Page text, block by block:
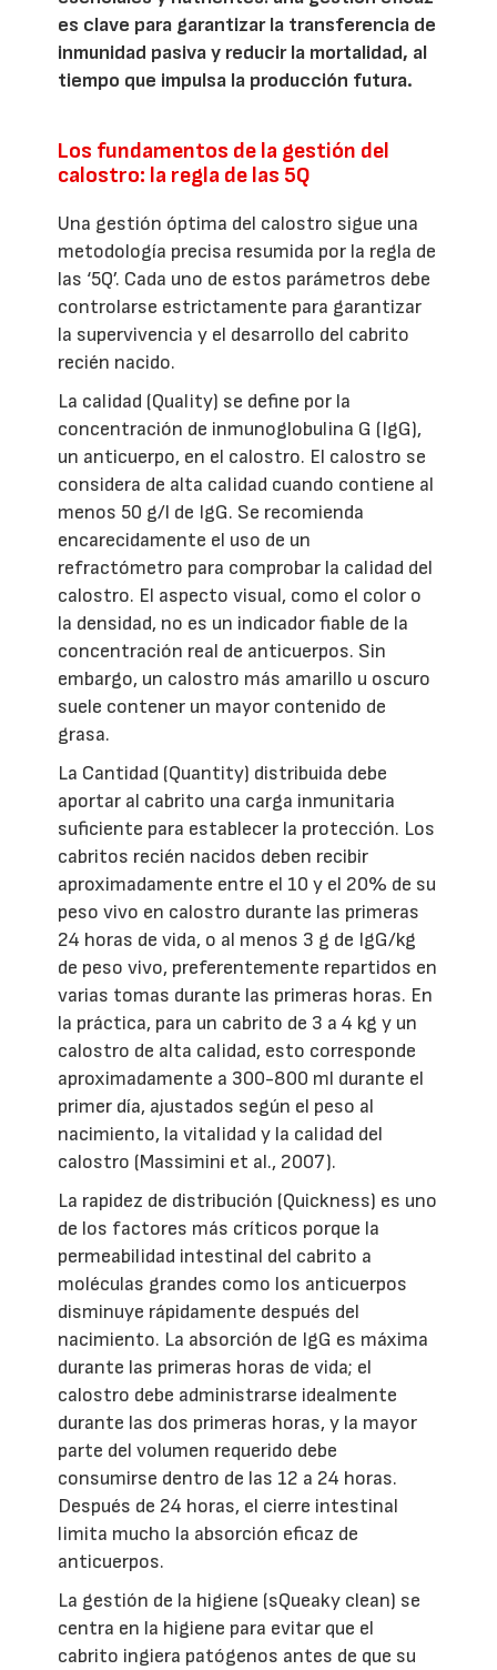
es clave para garantizar la transferencia de
inmunidad pasiva y reducir la mortalidad, al
tiempo que impulsa la producción futura.
Los fundamentos de la gestión del
calostro: la regla de las 5Q
Una gestión óptima del calostro sigue una
metodología precisa resumida por la regla de
las ‘5Q’. Cada uno de estos parámetros debe
controlarse estrictamente para garantizar
la supervivencia y el desarrollo del cabrito
recién nacido.
La calidad (Quality) se define por la
concentración de inmunoglobulina G (IgG),
un anticuerpo, en el calostro. El calostro se
considera de alta calidad cuando contiene al
menos 50 g/l de IgG. Se recomienda
encarecidamente el uso de un
refractómetro para comprobar la calidad del
calostro. El aspecto visual, como el color o
la densidad, no es un indicador fiable de la
concentración real de anticuerpos. Sin
embargo, un calostro más amarillo u oscuro
suele contener un mayor contenido de
grasa.
La Cantidad (Quantity) distribuida debe
aportar al cabrito una carga inmunitaria
suficiente para establecer la protección. Los
cabritos recién nacidos deben recibir
aproximadamente entre el 10 y el 20% de su
peso vivo en calostro durante las primeras
24 horas de vida, o al menos 3 g de IgG/kg
de peso vivo, preferentemente repartidos en
varias tomas durante las primeras horas. En
la práctica, para un cabrito de 3 a 4 kg y un
calostro de alta calidad, esto corresponde
aproximadamente a 300-800 ml durante el
primer día, ajustados según el peso al
nacimiento, la vitalidad y la calidad del
calostro (Massimini et al., 2007).
La rapidez de distribución (Quickness) es uno
de los factores más críticos porque la
permeabilidad intestinal del cabrito a
moléculas grandes como los anticuerpos
disminuye rápidamente después del
nacimiento. La absorción de IgG es máxima
durante las primeras horas de vida; el
calostro debe administrarse idealmente
durante las dos primeras horas, y la mayor
parte del volumen requerido debe
consumirse dentro de las 12 a 24 horas.
Después de 24 horas, el cierre intestinal
limita mucho la absorción eficaz de
anticuerpos.
La gestión de la higiene (sQueaky clean) se
centra en la higiene para evitar que el
cabrito ingiera patógenos antes de que su